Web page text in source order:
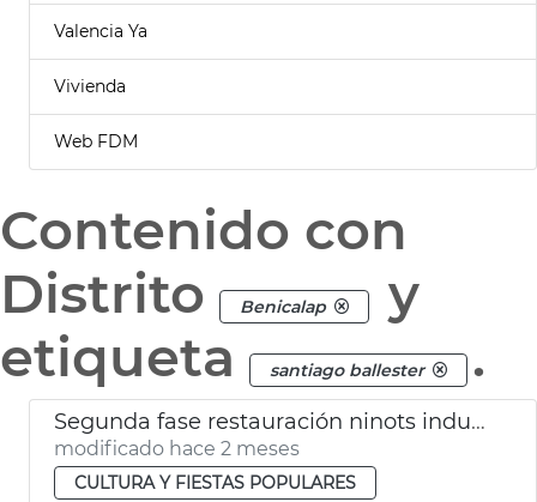
Valencia Ya
Vivienda
Web FDM
Contenido con
Distrito
Benicalap
y
etiqueta
santiago ballester .
Segunda fase restauración ninots indultats Museo Fallero València
modificado hace 2 meses
CULTURA Y FIESTAS POPULARES